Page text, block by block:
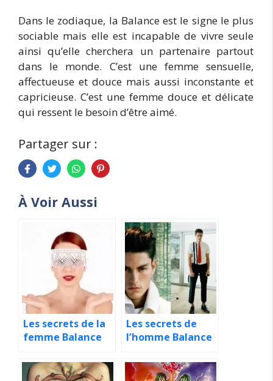
Dans le zodiaque, la Balance est le signe le plus
sociable mais elle est incapable de vivre seule
ainsi qu’elle cherchera un partenaire partout
dans le monde. C’est une femme sensuelle,
affectueuse et douce mais aussi inconstante et
capricieuse. C’est une femme douce et délicate
qui ressent le besoin d’être aimé.
Partager sur :
À Voir Aussi
Les secrets de la
femme Balance
Les secrets de
l’homme Balance